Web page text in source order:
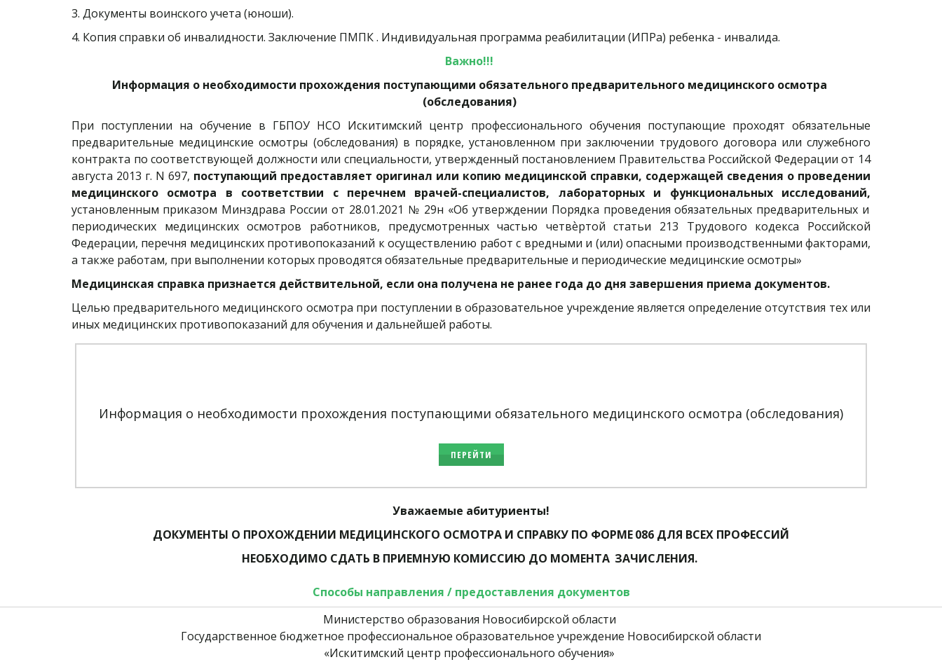
3. Документы воинского учета (юноши).
4. Копия справки об инвалидности. Заключение ПМПК . Индивидуальная программа реабилитации (ИПРа) ребенка - инвалида.
Важно!!!
Информация о необходимости прохождения поступающими обязательного предварительного медицинского осмотра
(обследования)
При поступлении на обучение в ГБПОУ НСО Искитимский центр профессионального обучения поступающие проходят обязательные
предварительные медицинские осмотры (обследования) в порядке, установленном при заключении трудового договора или служебного
контракта по соответствующей должности или специальности, утвержденный постановлением Правительства Российской Федерации от 14
августа 2013 г. N 697, поступающий предоставляет оригинал или копию медицинской справки, содержащей сведения о проведении
медицинского осмотра в соответствии с перечнем врачей-специалистов, лабораторных и функциональных исследований,
установленным приказом Минздрава России от 28.01.2021 № 29н «Об утверждении Порядка проведения обязательных предварительных и
периодических медицинских осмотров работников, предусмотренных частью четвѐртой статьи 213 Трудового кодекса Российской
Федерации, перечня медицинских противопоказаний к осуществлению работ с вредными и (или) опасными производственными факторами,
а также работам, при выполнении которых проводятся обязательные предварительные и периодические медицинские осмотры»
Медицинская справка признается действительной, если она получена не ранее года до дня завершения приема документов.
Целью предварительного медицинского осмотра при поступлении в образовательное учреждение является определение отсутствия тех или
иных медицинских противопоказаний для обучения и дальнейшей работы.
Информация о необходимости прохождения поступающими обязательного медицинского осмотра (обследования)
ПЕРЕЙТИ
Уважаемые абитуриенты!
ДОКУМЕНТЫ О ПРОХОЖДЕНИИ МЕДИЦИНСКОГО ОСМОТРА И СПРАВКУ ПО ФОРМЕ086 ДЛЯ ВСЕХ ПРОФЕССИЙ
НЕОБХОДИМО СДАТЬ В ПРИЕМНУЮ КОМИССИЮ ДО МОМЕНТА ЗАЧИСЛЕНИЯ.
Способы направления / предоставления документов
Министерство образования Новосибирской области
Государственное бюджетное профессиональное образовательное учреждение Новосибирской области
«Искитимский центр профессионального обучения»